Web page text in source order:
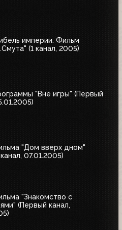
империи. Фильм
(1 канал, 2005)
"Вне игры" (Первый
"Дом вверх дном"
07.01.2005)
"Знакомство с
(Первый канал,